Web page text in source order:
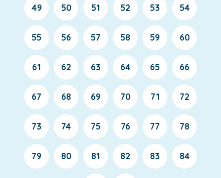
49 50 51 52 53 54
55 56 57 58 59 60
61 62 63 64 65 66
67 68 69 70 71 72
73 74 75 76 77 78
79 80 81 82 83 84